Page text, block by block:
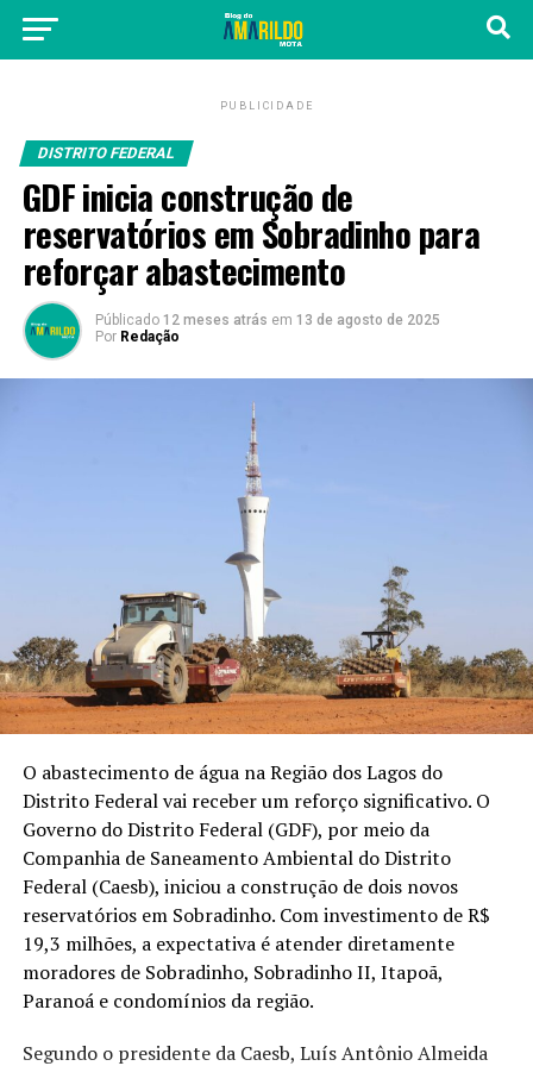
PUBLICIDADE
DISTRITO FEDERAL
GDF inicia construção de
reservatórios em Sobradinho para
reforçar abastecimento
Públicado 12 meses atrás em 13 de agosto de 2025
Por Redação
O abastecimento de água na Região dos Lagos do
Distrito Federal vai receber um reforço significativo. O
Governo do Distrito Federal (GDF), por meio da
Companhia de Saneamento Ambiental do Distrito
Federal (Caesb), iniciou a construção de dois novos
reservatórios em Sobradinho. Com investimento de R$
19,3 milhões, a expectativa é atender diretamente
moradores de Sobradinho, Sobradinho II, Itapoã,
Paranoá e condomínios da região.
Segundo o presidente da Caesb, Luís Antônio Almeida